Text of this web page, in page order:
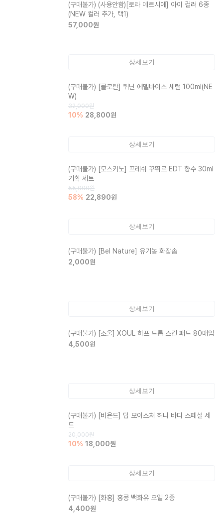
(구매불가) (사용안함)[로라 메르시에] 아이 컬러 6종
(NEW 컬러 추가, 택1)
57,000원
상세보기
(구매불가) [클로란] 퀴닌 에델바이스 세럼 100ml(NE
W)
32,000원
10% 28,800원
상세보기
(구매불가) [모스키노] 프레쉬 꾸뛰르 EDT 향수 30ml
기획 세트
55,000원
58% 22,890원
상세보기
(구매불가) [Bel Nature] 유기농 화장솜
2,000원
상세보기
(구매불가) [소울] XOUL 하프 드롭 스킨 패드 80매입
4,500원
상세보기
(구매불가) [비욘드] 딥 모이스처 허니 바디 스페셜 세
트
20,000원
10% 18,000원
상세보기
(구매불가) [화홍] 홍콩 백화유 오일 2종
4,400원